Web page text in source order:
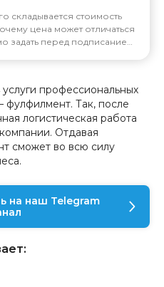
складывается стоимость
цена может отличаться
задать перед подписанием
профессиональных
Так, после
логистическая работа
Отдавая
сможет во всю силу
на наш Telegram